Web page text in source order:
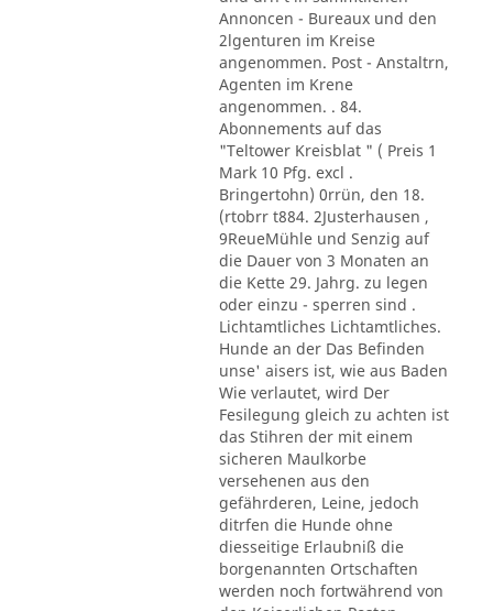
Annoncen - Bureaux und den
2lgenturen im Kreise
angenommen. Post - Anstaltrn,
Agenten im Krene
angenommen. . 84.
Abonnements auf das
"Teltower Kreisblat " ( Preis 1
Mark 10 Pfg. excl .
Bringertohn) 0rrün, den 18.
(rtobrr t884. 2Justerhausen ,
9ReueMühle und Senzig auf
die Dauer von 3 Monaten an
die Kette 29. Jahrg. zu legen
oder einzu - sperren sind .
Lichtamtliches Lichtamtliches.
Hunde an der Das Befinden
unse' aisers ist, wie aus Baden
Wie verlautet, wird Der
Fesilegung gleich zu achten ist
das Stihren der mit einem
sicheren Maulkorbe
versehenen aus den
gefährderen, Leine, jedoch
ditrfen die Hunde ohne
diesseitige Erlaubniß die
borgenannten Ortschaften
werden noch fortwährend von